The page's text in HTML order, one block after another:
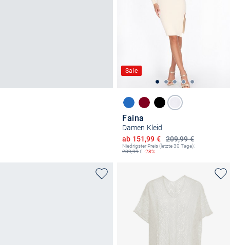
Sale
Faina
Damen Kleid
209,99 €
Ermäßigter Preis
ab 151,99 €
Niedrigster Preis (letzte 30 Tage):
209,99€ -28%